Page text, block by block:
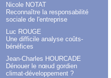
Nicole NOTAT
Reconnaître la responsabilité
sociale de l'entreprise
Luc ROUGE
Une difficile analyse coûts-
bénéfices
Jean-Charles HOURCADE
Dénouer le nœud gordien
climat-développement ?